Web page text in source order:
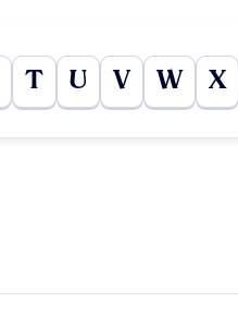
T U V W X